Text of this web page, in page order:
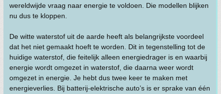
wereldwijde vraag naar energie te voldoen. Die modellen blijken
nu dus te kloppen.
De witte waterstof uit de aarde heeft als belangrijkste voordeel
dat het niet gemaakt hoeft te worden. Dit in tegenstelling tot de
huidige waterstof, die feitelijk alleen energiedrager is en waarbij
energie wordt omgezet in waterstof, die daarna weer wordt
omgezet in energie. Je hebt dus twee keer te maken met
energieverlies. Bij batterij-elektrische auto’s is er sprake van één